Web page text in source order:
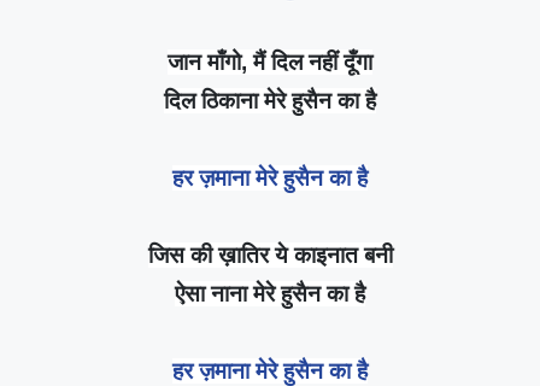
जान माँगो, मैं दिल नहीं दूँगा
दिल ठिकाना मेरे हुसैन का है
हर ज़माना मेरे हुसैन का है
जिस की ख़ातिर ये काइनात बनी
ऐसा नाना मेरे हुसैन का है
हर ज़माना मेरे हुसैन का है